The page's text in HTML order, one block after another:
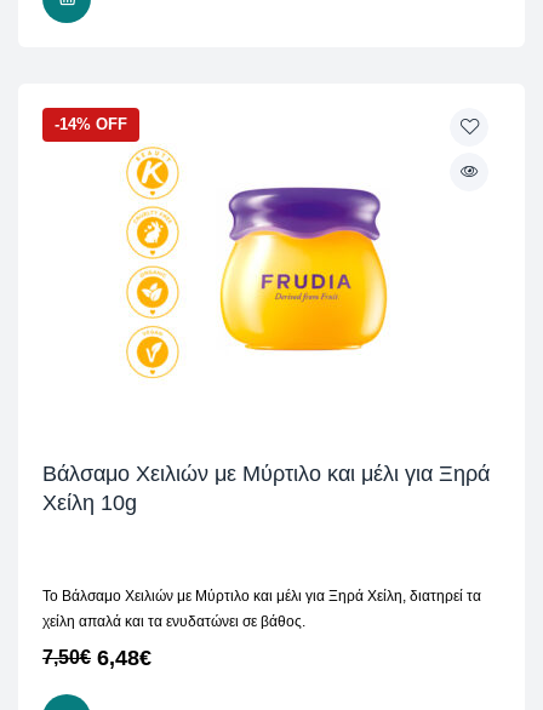
-14% OFF
Βάλσαμο Χειλιών με Μύρτιλο και μέλι για Ξηρά
Χείλη 10g
Το Βάλσαμο Χειλιών με Μύρτιλο και μέλι για Ξηρά Χείλη, διατηρεί τα
χείλη απαλά και τα ενυδατώνει σε βάθος.
7,50€ 6,48€